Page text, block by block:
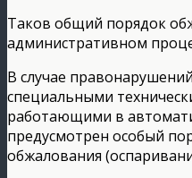
Таков общий порядок
административном
В случае
специальными
работающими в
предусмотрен особый
обжалования